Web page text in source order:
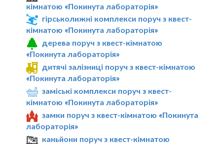
кімнатою «Покинута лабораторія»
гірськолижні комплекси поруч з квест-
кімнатою «Покинута лабораторія»
дерева поруч з квест-кімнатою
«Покинута лабораторія»
дитячі залізниці поруч з квест-кімнатою
«Покинута лабораторія»
заміські комплекси поруч з квест-
кімнатою «Покинута лабораторія»
замки поруч з квест-кімнатою «Покинута
лабораторія»
каньйони поруч з квест-кімнатою